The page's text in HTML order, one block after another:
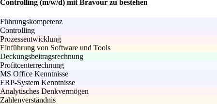
Controlling (m/w/d) mit Bravour zu bestehen
Führungskompetenz
Controlling
Prozessentwicklung
Einführung von Software und Tools
Deckungsbeitragsrechnung
Profitcenterrechnung
MS Office Kenntnisse
ERP-System Kenntnisse
Analytisches Denkvermögen
Zahlenverständnis